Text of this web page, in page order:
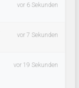
vor 6 Sekunden
vor 7 Sekunden
vor 19 Sekunden